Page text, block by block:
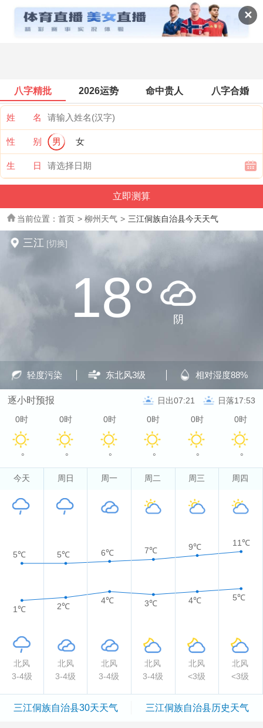
✕
全国天气
八字精批 2026运势 命中贵人 八字合婚
姓 名
性 别 男 女
生 日
当前位置： 首页 > 柳州天气 > 三江侗族自治县今天天气
三江 [切换]
18° 阴
轻度污染 东北风3级 相对湿度88%
逐小时预报 日出07:21 日落17:53
0时
°
0时
°
0时
°
0时
°
0时
°
0时
°
今天 周日 周一 周二 周三 周四
5℃ 5℃ 6℃ 7℃ 9℃ 11℃
1℃ 2℃
4℃ 3℃ 4℃ 5℃
北风 北风 北风 北风 北风
北风
3-4级
3-4级 3-4级 3-4级 <3级 <3级
三江侗族自治县30天天气 三江侗族自治县历史天气